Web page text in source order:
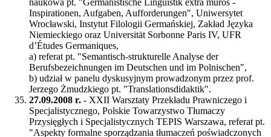
naukowa pt. "Germanistische Linguistik extra muros -
Inspirationen, Aufgaben, Aufforderungen", Uniwersytet
Wrocławski, Instytut Filologii Germańskiej, Zakład Języka
Niemieckiego oraz Universität Sorbonne Paris IV, UFR
dʼÉtudes Germaniques,
a) referat pt. "Semantisch-strukturelle Analyse der
Berufsbezeichnungen im Deutschen und im Polnischen",
b) udział w panelu dyskusyjnym prowadzonym przez prof.
Jerzego Żmudzkiego pt. "Translationsdidaktik".
27.09.2008 r. - XXII Warsztaty Przekładu Prawniczego i
Specjalistycznego, Polskie Towarzystwo Tłumaczy
Przysięgłych i Specjalistycznych TEPIS Warszawa, referat pt.
"Aspekty formalne sporządzania tłumaczeń poświadczonych